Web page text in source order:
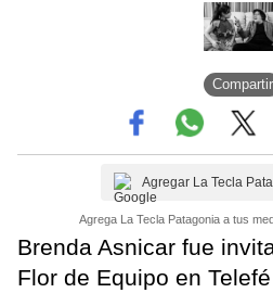
Compartir
Agregar La Tecla
Agrega La Tecla Patagonia a tus
Brenda Asnicar fue
Flor de Equipo en